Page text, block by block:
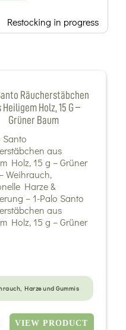
Restocking in progress
Räucherstäbchen
Heiligem Holz, 15 G –
Grüner Baum
Harze und Gummis
VIEW PRODUCT